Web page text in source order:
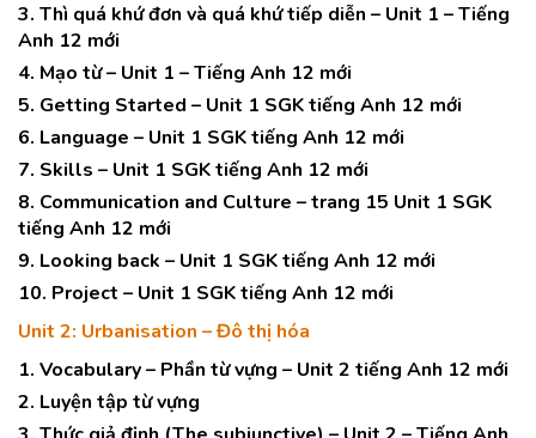
3. Thì quá khứ đơn và quá khứ tiếp diễn – Unit 1 – Tiếng
Anh 12 mới
4. Mạo từ – Unit 1 – Tiếng Anh 12 mới
5. Getting Started – Unit 1 SGK tiếng Anh 12 mới
6. Language – Unit 1 SGK tiếng Anh 12 mới
7. Skills – Unit 1 SGK tiếng Anh 12 mới
8. Communication and Culture – trang 15 Unit 1 SGK
tiếng Anh 12 mới
9. Looking back – Unit 1 SGK tiếng Anh 12 mới
10. Project – Unit 1 SGK tiếng Anh 12 mới
Unit 2: Urbanisation – Đô thị hóa
1. Vocabulary – Phần từ vựng – Unit 2 tiếng Anh 12 mới
2. Luyện tập từ vựng